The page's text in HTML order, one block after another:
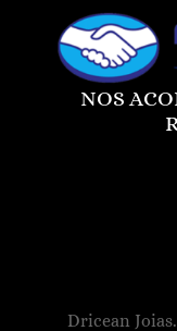
NOS
Dricean